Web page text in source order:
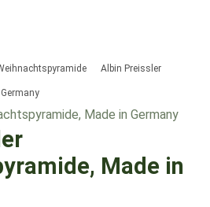
Albin Preissler
Made in